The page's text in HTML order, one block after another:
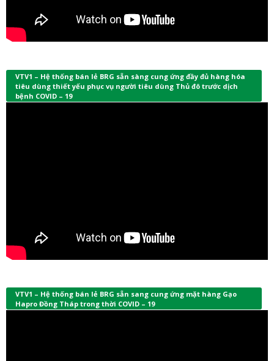
VTV1 – Hệ thống bán lẻ BRG sẵn sàng cung ứng đầy đủ hàng hóa
tiêu dùng thiết yếu phục vụ người tiêu dùng Thủ đô trước dịch
bệnh COVID – 19
VTV1 – Hệ thống bán lẻ BRG sẵn sang cung ứng mặt hàng Gạo
Hapro Đồng Tháp trong thời COVID – 19